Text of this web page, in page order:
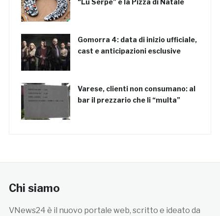
“Lu Serpe” e la Pizza di Natale
Gomorra 4: data di inizio ufficiale,
cast e anticipazioni esclusive
Varese, clienti non consumano: al
bar il prezzario che li “multa”
Chi siamo
VNews24 è il nuovo portale web, scritto e ideato da